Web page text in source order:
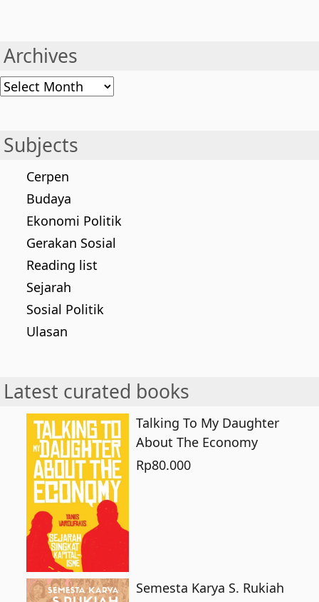
Archives
Archives
Subjects
Cerpen
Budaya
Ekonomi Politik
Gerakan Sosial
Reading list
Sejarah
Sosial Politik
Ulasan
Latest curated books
Talking To My Daughter
About The Economy
Rp80.000
Semesta Karya S. Rukiah